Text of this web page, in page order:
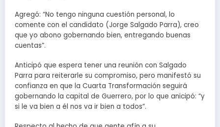
Agregó: “No tengo ninguna cuestión personal, lo
comente con el candidato (Jorge Salgado Parra), creo
que yo abono gobernando bien, entregando buenas
cuentas”.
Anticipó que espera tener una reunión con Salgado
Parra para reiterarle su compromiso, pero manifestó su
confianza en que la Cuarta Transformación seguirá
gobernando la capital de Guerrero, por lo que anicipó: “y
si le va bien a él nos va ir bien a todos”.